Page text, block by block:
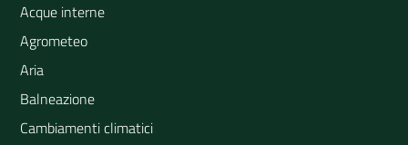
Acque interne
Agrometeo
Aria
Balneazione
Cambiamenti climatici